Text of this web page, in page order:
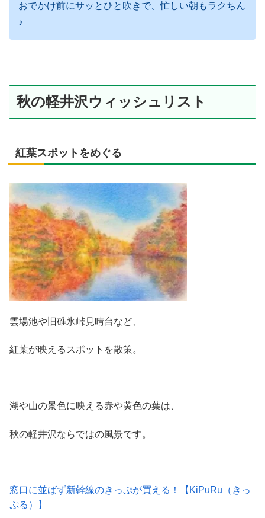
おでかけ前にサッとひと吹きで、忙しい朝もラクちん
♪
秋の軽井沢ウィッシュリスト
紅葉スポットをめぐる
雲場池や旧碓氷峠見晴台など、
紅葉が映えるスポットを散策。
湖や山の景色に映える赤や黄色の葉は、
秋の軽井沢ならではの風景です。
窓口に並ばず新幹線のきっぷが買える！【KiPuRu（きっ
ぷる）】